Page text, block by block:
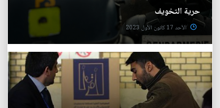
حرية التخويف
الأحد 17 كانون الأول 2023